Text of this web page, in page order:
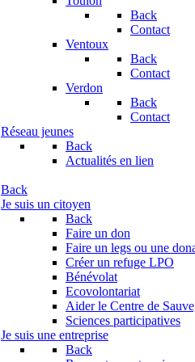
Back
Contact
Ventoux
Back
Contact
Verdon
Back
Contact
Réseau jeunes
Back
Actualités en lien
Back
Je suis un citoyen
Back
Faire un don
Faire un legs ou une
Créer un refuge LPO
Bénévolat
Ecovolontariat
Aider le Centre de
Sciences participatives
Je suis une entreprise
Back